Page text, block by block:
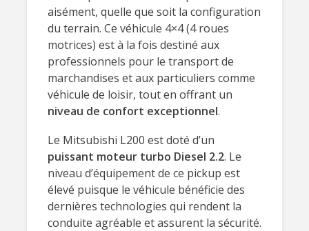
aisément, quelle que soit la configuration
du terrain. Ce véhicule 4×4 (4 roues
motrices) est à la fois destiné aux
professionnels pour le transport de
marchandises et aux particuliers comme
véhicule de loisir, tout en offrant un
niveau de confort exceptionnel.
Le Mitsubishi L200 est doté d’un
puissant moteur turbo Diesel 2.2. Le
niveau d’équipement de ce pickup est
élevé puisque le véhicule bénéficie des
dernières technologies qui rendent la
conduite agréable et assurent la sécurité.